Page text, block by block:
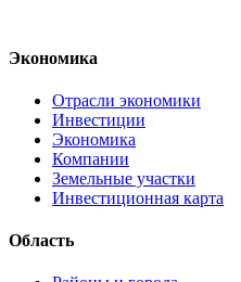
Экономика
Отрасли экономики
Инвестиции
Экономика
Компании
Земельные участки
Инвестиционная карта
Область